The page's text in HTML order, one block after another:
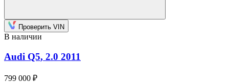
Проверить VIN
В наличии
Audi Q5, 2.0 2011
799 000 ₽